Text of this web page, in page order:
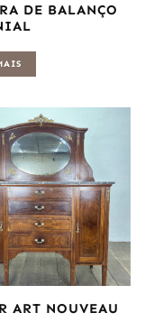
DE BALANÇO
ART NOUVEAU